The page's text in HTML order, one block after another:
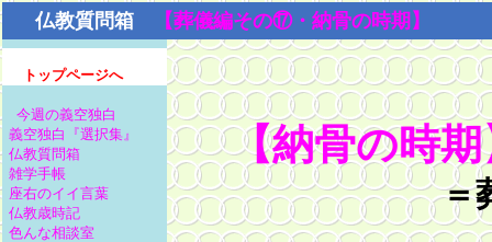
仏教質問箱 【葬儀編その⑰・納骨の時期】
トップページへ
今週の義空独白
義空独白『選択集』
仏教質問箱
雑学手帳
座右のイイ言葉
仏教歳時記
色んな相談室
【納骨の時期
＝